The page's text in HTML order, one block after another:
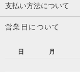
支払い方法について
営業日について
日
月